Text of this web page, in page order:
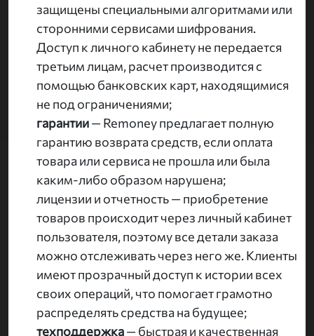
защищены специальными алгоритмами или
сторонними сервисами шифрования.
Доступ к личного кабинету не передается
третьим лицам, расчет производится с
помощью банковских карт, находящимися
не под ограничениями;
гарантии— Remoney предлагает полную
гарантию возврата средств, если оплата
товара или сервиса не прошла или была
каким-либо образом нарушена;
лицензии и отчетность — приобретение
товаров происходит через личный кабинет
пользователя, поэтому все детали заказа
можно отслеживать через него же. Клиенты
имеют прозрачный доступ к истории всех
своих операций, что помогает грамотно
распределять средства на будущее;
техподдержка— быстрая и качественная